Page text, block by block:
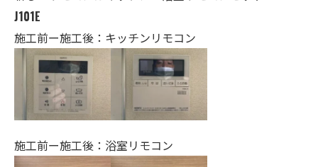
J101E
施工前ー施工後：キッチンリモコン
施工前ー施工後：浴室リモコン